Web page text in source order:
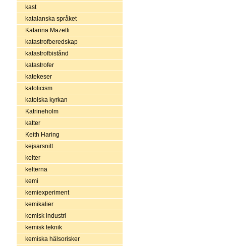
kast
katalanska språket
Katarina Mazetti
katastrofberedskap
katastrofbistånd
katastrofer
katekeser
katolicism
katolska kyrkan
Katrineholm
katter
Keith Haring
kejsarsnitt
kelter
kelterna
kemi
kemiexperiment
kemikalier
kemisk industri
kemisk teknik
kemiska hälsorisker